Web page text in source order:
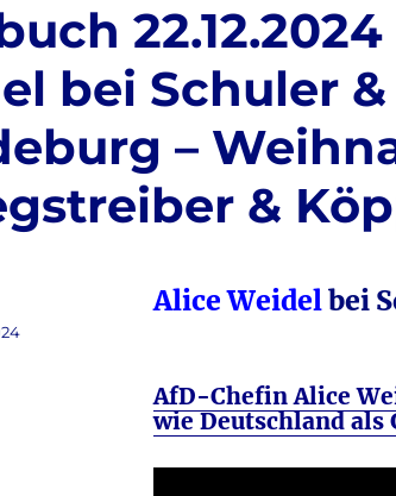
bei Schuler &
–
&
Alice Weidelbei
AfD-Chefin Alice
wie Deutschland